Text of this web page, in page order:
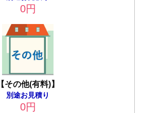
0円
【その他(有料)】
別途お見積り
0円